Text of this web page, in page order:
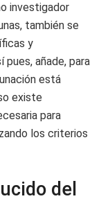
investigador
también se
y
añade, para
está
existe
para
los criterios
del